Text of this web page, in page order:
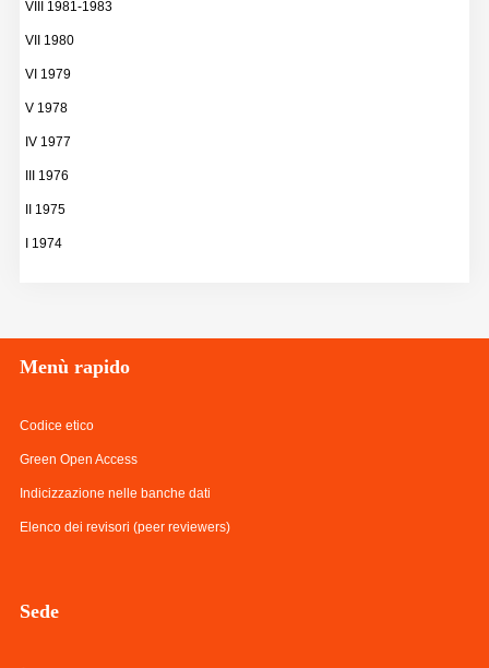
VIII 1981-1983
VII 1980
VI 1979
V 1978
IV 1977
III 1976
II 1975
I 1974
Menù rapido
Codice etico
Green Open Access
Indicizzazione nelle banche dati
Elenco dei revisori (peer reviewers)
Sede